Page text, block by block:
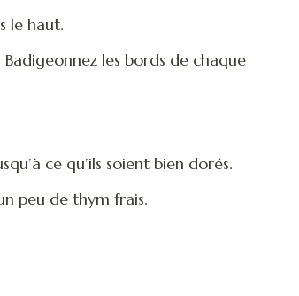
le haut.
les bords de chaque
ce qu’ils soient bien dorés.
peu de thym frais.